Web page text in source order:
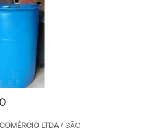
de acordo com a
sistema Kady, dentro de
e com pigmentos
LTDA/ SÃO